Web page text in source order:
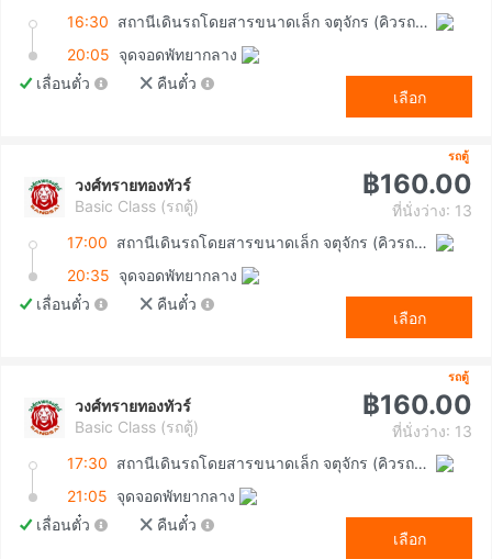
16:30
สถานีเดินรถโดยสารขนาดเล็ก จตุจักร (คิวรถตู้หมอชิต 2)
20:05 จุดจอดพัทยากลาง
เลื่อนตั๋ว
คืนตั๋ว
เลือก
รถตู้
วงศ์ทรายทองทัวร์
Basic Class (รถตู้)
฿160.00
ที่นั่งว่าง: 13
17:00
สถานีเดินรถโดยสารขนาดเล็ก จตุจักร (คิวรถตู้หมอชิต 2)
20:35 จุดจอดพัทยากลาง
เลื่อนตั๋ว
คืนตั๋ว
เลือก
รถตู้
วงศ์ทรายทองทัวร์
Basic Class (รถตู้)
฿160.00
ที่นั่งว่าง: 13
17:30
สถานีเดินรถโดยสารขนาดเล็ก จตุจักร (คิวรถตู้หมอชิต 2)
21:05 จุดจอดพัทยากลาง
เลื่อนตั๋ว
คืนตั๋ว
เลือก